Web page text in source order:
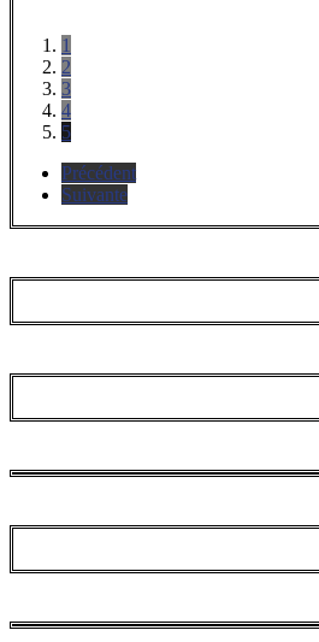
1
2
3
4
5
Précédent
Suivante